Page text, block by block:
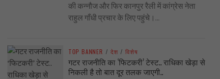
की कन्नौज और फिर कानपुर रैली में कांग्रेस नेता
राहुल गाँधी प्रचार के लिए पहुंचे।...
TOP BANNER / देश / विशेष
गटर राजनीति का ‘फिटकरी’ टेस्ट.. राधिका खेड़ा से
निकली है तो बात दूर तलक जाएगी..